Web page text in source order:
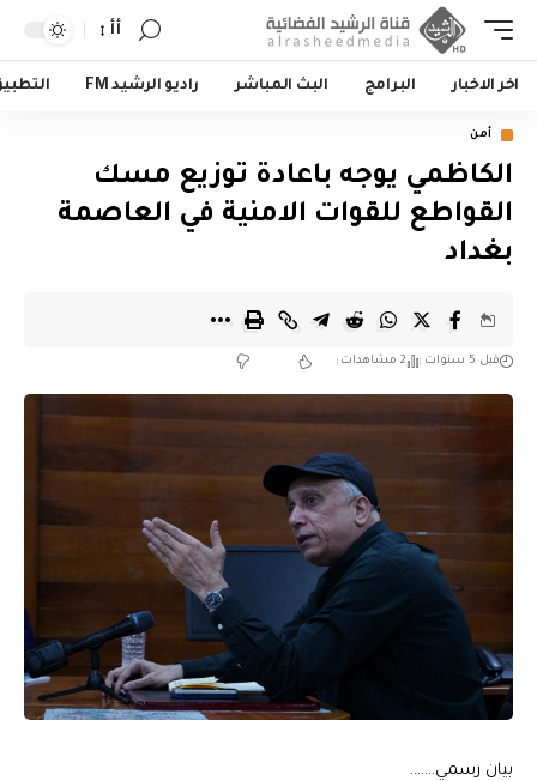
أأ
اخر الاخبار البرامج البث المباشر راديو الرشيد FM
أمن
الكاظمي يوجه باعادة توزيع مسك
القواطع للقوات الامنية في العاصمة
بغداد
قبل 5 سنوات 2 مشاهدات
بيان رسمي…….